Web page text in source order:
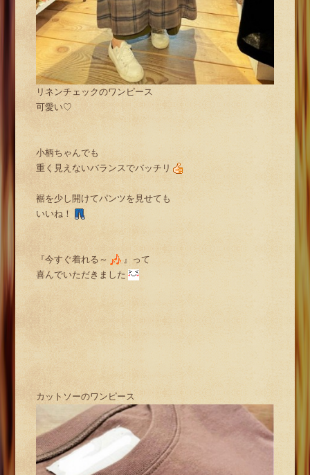
リネンチェックのワンピース
可愛い♡
小柄ちゃんでも
重く見えないバランスでバッチリ
裾を少し開けてパンツを見せても
いいね！
『今すぐ着れる～
』って
喜んでいただきました
カットソーのワンピース